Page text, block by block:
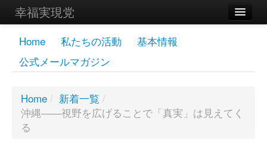
幸福実現党
メンバーズページ
党員
お問い合わせ
Home 私たちの活動
基本情報
公式メールマガジン
Home / 新着一覧 /
沖縄――視野を広げることで「真実」は見えてく
る